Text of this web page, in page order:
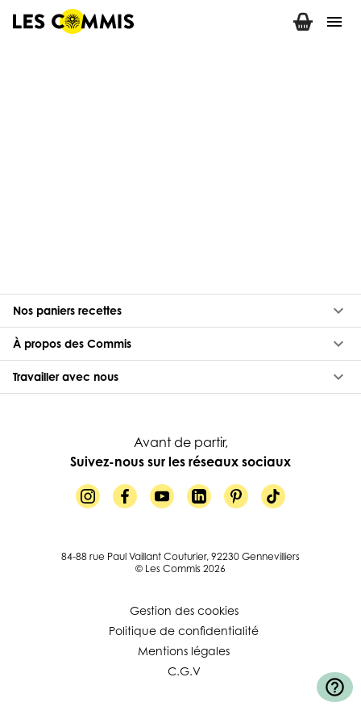
menu
Nos paniers recettes keyboard_arrow_down
À propos des Commis keyboard_arrow_down
Travailler avec nous keyboard_arrow_down
Avant de partir,
Suivez-nous sur les réseaux sociaux
84-88 rue Paul Vaillant Couturier, 92230 Gennevilliers
© Les Commis 2026
Gestion des cookies
Politique de confidentialité
Mentions légales
C.G.V
help_outline